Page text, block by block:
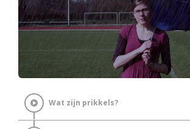
Wat zijn prikkels?